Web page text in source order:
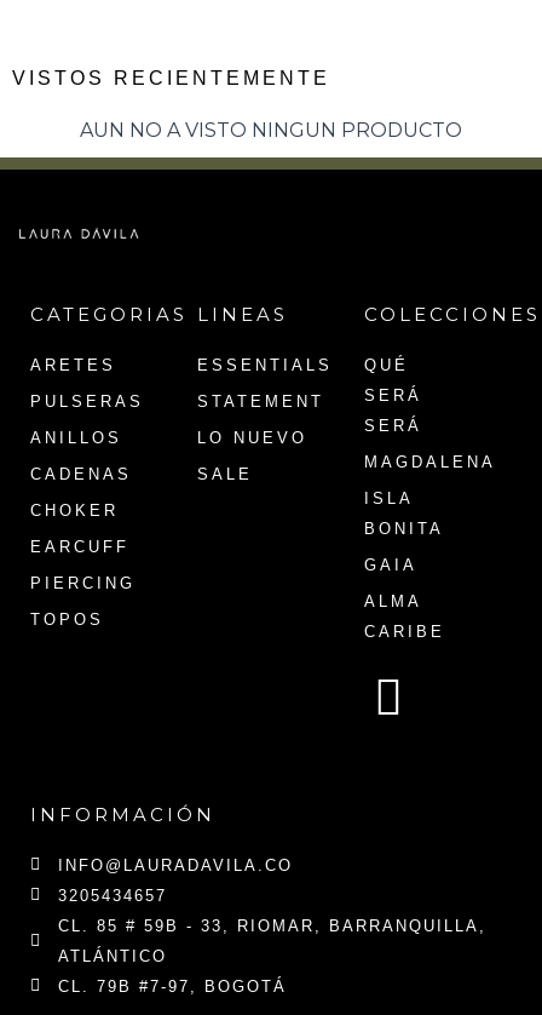
VISTOS RECIENTEMENTE
AUN NO A VISTO NINGUN PRODUCTO
CATEGORIAS
ARETES
PULSERAS
ANILLOS
CADENAS
CHOKER
EARCUFF
PIERCING
TOPOS
LINEAS
ESSENTIALS
STATEMENT
LO NUEVO
SALE
COLECCIONES
QUÉ
SERÁ
SERÁ
MAGDALENA
ISLA
BONITA
GAIA
ALMA
CARIBE
INFORMACIÓN
INFO@LAURADAVILA.CO
3205434657
CL. 85 # 59B - 33, RIOMAR, BARRANQUILLA,
ATLÁNTICO
CL. 79B #7-97, BOGOTÁ